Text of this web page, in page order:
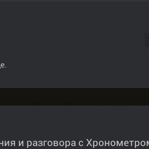
и разговора с